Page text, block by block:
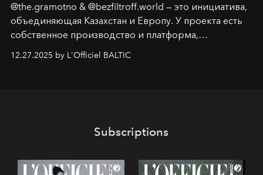
@the.gramotno & @bezfiltroff.world — это инициатива,
объединяющая Казахстан и Европу. У проекта есть
собственное производство и платформа,
решения для дизайнеров и молодых брендов.
12.27.2025 by L'Officiel BALTIC
Subscriptions